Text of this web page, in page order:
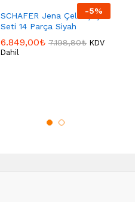
-5%
SCHAFER Jena Çelik Çeyiz
Seti 14 Parça Siyah
6.849,00₺ 7.198,80₺ KDV
Dahil